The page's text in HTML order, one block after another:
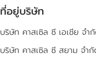
ที่อยู่บริษัท
บริษัท คาสเซิล ซี เอเชีย จำ
บริษัท คาสเซิล ซี สยาม จำ